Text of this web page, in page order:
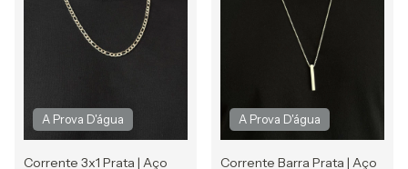
Corrente 3x1 Prata | Aço Corrente Barra Prata | Aço